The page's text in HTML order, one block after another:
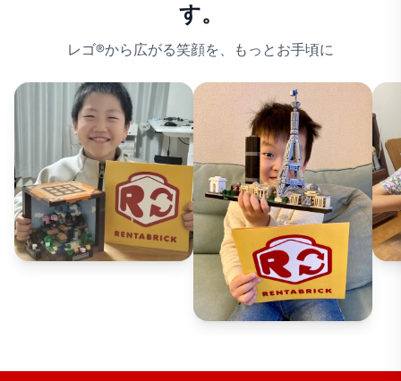
す。
レゴ®から広がる笑顔を、もっとお手頃に